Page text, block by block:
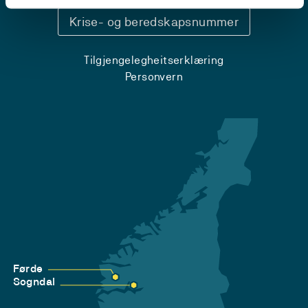
Krise- og beredskapsnummer
Tilgjengelegheitserklæring
Personvern
Førde
Sogndal